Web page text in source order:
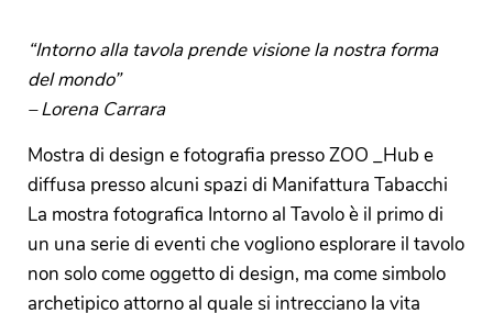
“Intorno alla tavola prende visione la nostra forma
del mondo”
– Lorena Carrara
Mostra di design e fotografia presso ZOO _Hub e
diffusa presso alcuni spazi di Manifattura Tabacchi
La mostra fotografica Intorno al Tavolo è il primo di
un una serie di eventi che vogliono esplorare il tavolo
non solo come oggetto di design, ma come simbolo
archetipico attorno al quale si intrecciano la vita